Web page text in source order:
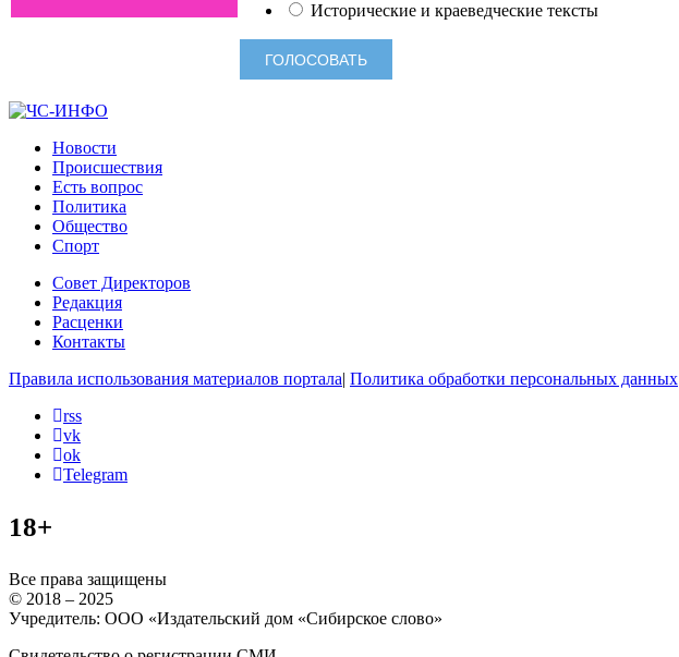
Исторические и краеведческие тексты
Новости
Происшествия
Есть вопрос
Политика
Общество
Спорт
Совет Директоров
Редакция
Расценки
Контакты
Правила использования материалов портала| Политика обработки персональных данных
rss
vk
ok
Telegram
18+
Все права защищены
© 2018 – 2025
Учредитель: ООО «Издательский дом «Сибирское слово»